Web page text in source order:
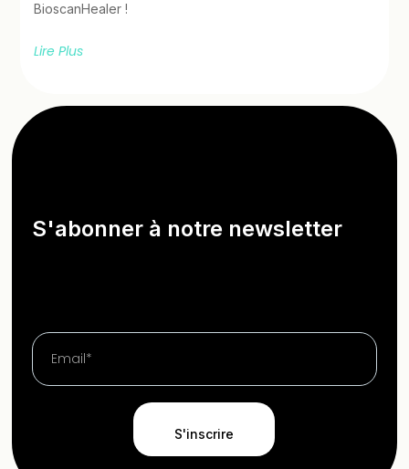
BioscanHealer !
Lire Plus
S'abonner à notre newsletter
S'inscrire